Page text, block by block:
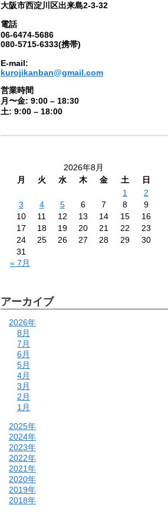
大阪市西淀川区出来島2-3-32
電話
06-6474-5686
080-5715-6333(携帯)
E-mail:
kurojikanban@gmail.com
営業時間
月〜金: 9:00 – 18:30
土: 9:00 – 18:00
2026年8月
月
火 水 木 金 土
日
1
2
3
4 5 6 7 8
9
10
11 12 13 14 15
16
17
18 19 20 21 22
23
24
25 26 27 28 29
30
31
« 7月
アーカイブ
2026年
8月
7月
6月
5月
4月
3月
2月
1月
2025年
2024年
2023年
2022年
2021年
2020年
2019年
2018年